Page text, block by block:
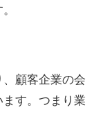
顧客企業の会
す。つまり業